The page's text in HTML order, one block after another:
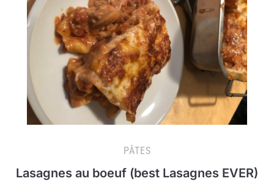
PÂTES
Lasagnes au boeuf (best Lasagnes EVER)